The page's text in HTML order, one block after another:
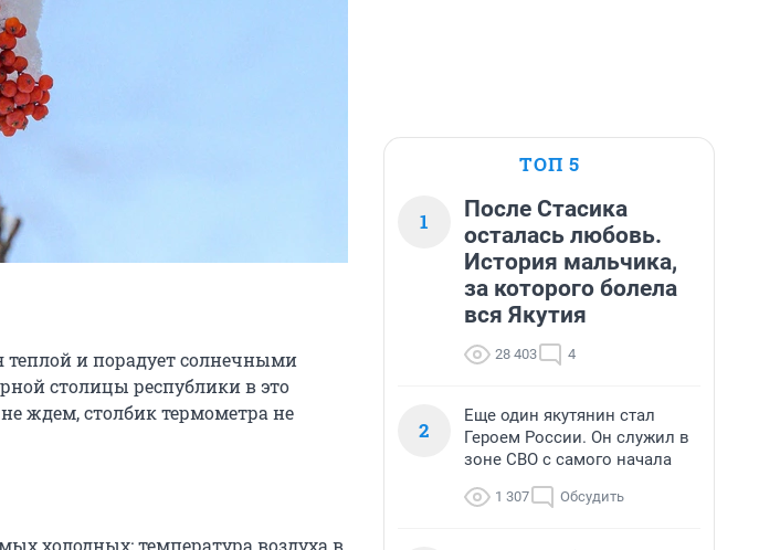
теплой и порадует солнечными
столицы республики в это
ждем, столбик термометра не
холодных: температура воздуха в
ТОП 5
1
После Стасика
осталась любовь.
История мальчика,
за которого болела
вся Якутия
28 403 4
2
Еще один якутянин стал
Героем России. Он служил в
зоне СВО с самого начала
1 307 Обсудить